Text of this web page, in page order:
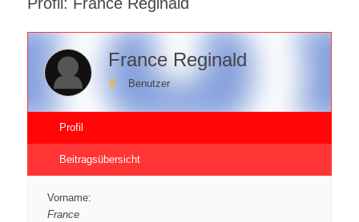
Profil: France Reginald
France Reginald
Benutzer
Profil
Beitragsübersicht
Vorname:
France